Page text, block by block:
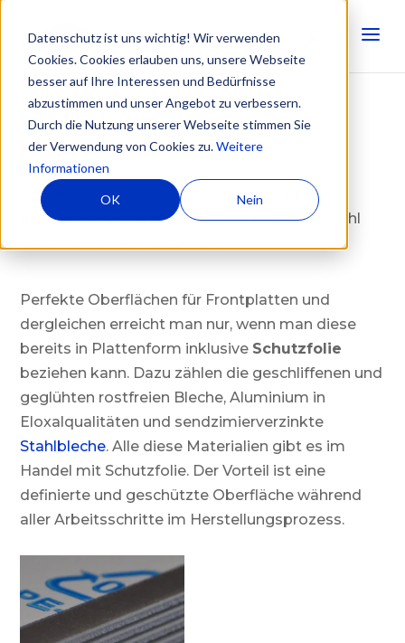
Datenschutz ist uns wichtig! Wir verwenden
Cookies. Cookies erlauben uns, unsere Webseite
besser auf Ihre Interessen und Bedürfnisse
abzustimmen und unser Angebot zu verbessern.
Durch die Nutzung unserer Webseite stimmen Sie
der Verwendung von Cookies zu.Weitere
Informationen
OK Nein
Zeichnungsangaben zu
Metalloberflächen
Galvanisch blau Verzinken: Ist dies eine
ästhetische Oberfläche? Was bedeutet Stahl
Perfekte Oberflächen für Frontplatten und
dergleichen erreicht man nur, wenn man diese
bereits in Plattenform inklusive Schutzfolie
beziehen kann. Dazu zählen die geschliffenen und
geglühten rostfreien Bleche, Aluminium in
Eloxalqualitäten und sendzimierverzinkte
Stahlbleche. Alle diese Materialien gibt es im
Handel mit Schutzfolie. Der Vorteil ist eine
definierte und geschützte Oberfläche während
aller Arbeitsschritte im Herstellungsprozess.